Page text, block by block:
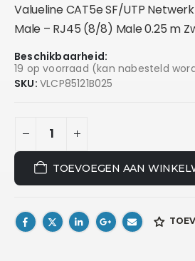
Valueline CAT5e SF/UTP
Male – RJ45 (8/8) Male 0.25 m
Beschikbaarheid:
19 op voorraad (kan nabesteld
SKU: VLCP85121B025
TOEVOEGEN AAN